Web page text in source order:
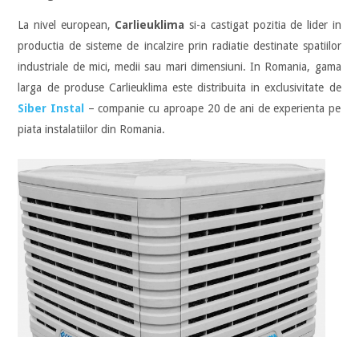
La nivel european, Carlieuklima si-a castigat pozitia de lider in
productia de sisteme de incalzire prin radiatie destinate spatiilor
industriale de mici, medii sau mari dimensiuni. In Romania, gama
larga de produse Carlieuklima este distribuita in exclusivitate de
Siber Instal
– companie cu aproape 20 de ani de experienta pe
piata instalatiilor din Romania.